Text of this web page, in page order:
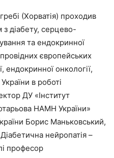
(Хорватія) проходив
діабету, серцево-
та ендокринної
європейських
ендокринної онкології,
України в роботі
ДУ «Інститут
НАМН України»
Борис Маньковський,
нейропатія –
професор